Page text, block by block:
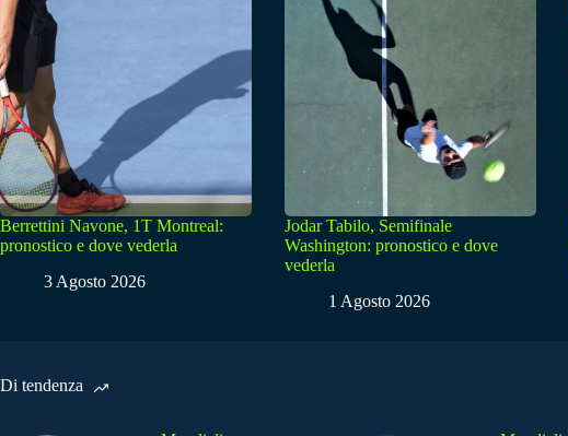
Berrettini Navone, 1T Montreal:
pronostico e dove vederla
3 Agosto 2026
Jodar Tabilo, Semifinale
Washington: pronostico e dove
vederla
1 Agosto 2026
Di tendenza